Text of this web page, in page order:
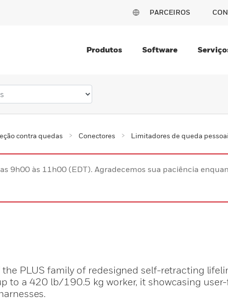
PARCEIROS
Produtos Software
contra quedas Conectores Limitadores de queda
9h00 às 11h00 (EDT). Agradecemos sua paciência
PLUS family of redesigned self-retracting
to a 420 lb/190.5 kg worker, it showcasing